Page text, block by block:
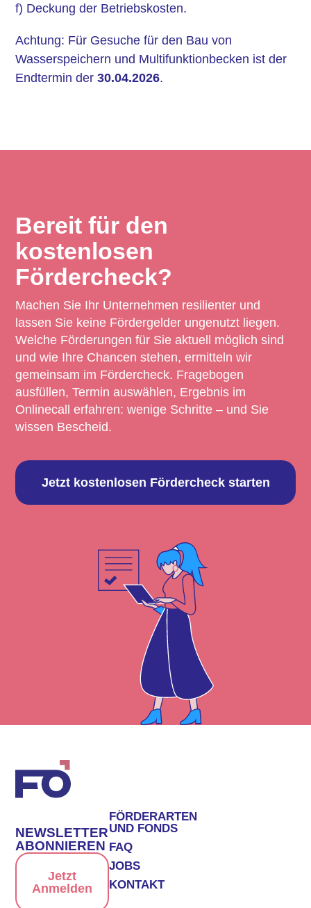
f) Deckung der Betriebskosten.
Achtung: Für Gesuche für den Bau von
Wasserspeichern und Multifunktionbecken ist der
Endtermin der30.04.2026.
Bereit für den
kostenlosen
Fördercheck?
Machen Sie Ihr Unternehmen resilienter und
lassen Sie keine Fördergelder ungenutzt liegen.
Welche Förderungen für Sie aktuell möglich sind
und wie Ihre Chancen stehen, ermitteln wir
gemeinsam im Fördercheck. Fragebogen
ausfüllen, Termin auswählen, Ergebnis im
Onlinecall erfahren: wenige Schritte – und Sie
wissen Bescheid.
Jetzt kostenlosen Fördercheck starten
FÖRDERARTEN
UND FONDS
FAQ
JOBS
KONTAKT
NEWSLETTER
ABONNIEREN
Jetzt
Anmelden